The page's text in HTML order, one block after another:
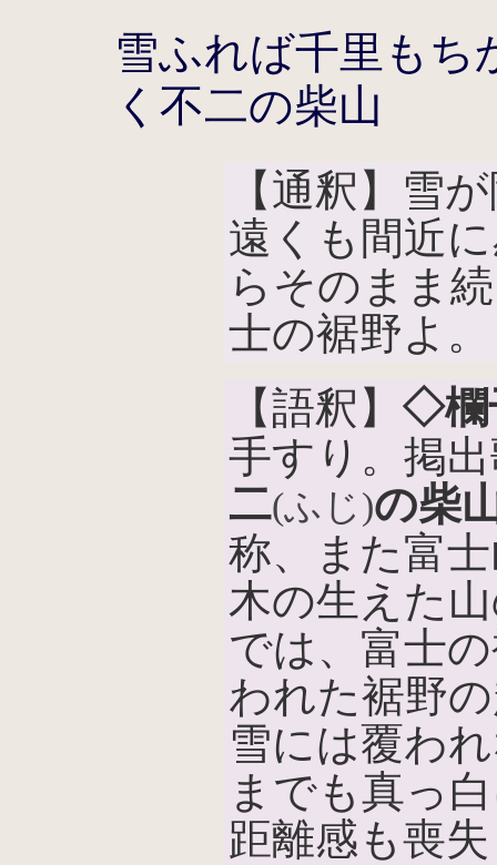
雪ふれば千里もち
く不二の柴山
【通釈】雪
遠くも間近
らそのまま
士の裾野よ。
【語釈】 ◇欄
手すり。掲
二(ふじ)の柴
称、また富
木の生えた
では、富士
われた裾野
雪には覆わ
までも真っ
距離感も喪